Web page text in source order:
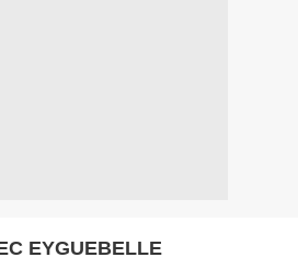
EYGUEBELLE